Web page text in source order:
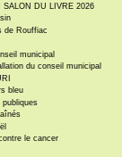
SALON DU LIVRE 2026
de Rouffiac
municipal
du conseil municipal
bleu
publiques
le cancer